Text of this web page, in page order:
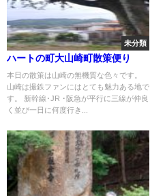
未分類
ハートの町大山崎町散策便り
本日の散策は山崎の無機質な色々です。
山崎は撮鉄ファンにはとても魅力ある地で
す。 新幹線･JR ･阪急が平行に三線が仲良
く並び一日に何度行き...